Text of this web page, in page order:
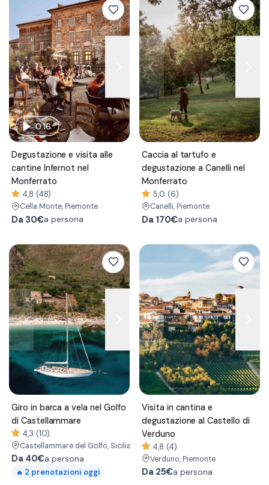
0:16
Degustazione e visita alle
cantine Infernot nel
Monferrato
4,8 (48)
Cella Monte, Piemonte
Da 30€a persona
Caccia al tartufo e
degustazione a Canelli nel
Monferrato
5,0 (6)
Canelli, Piemonte
Da 170€a persona
Giro in barca a vela nel Golfo
di Castellammare
4,3 (10)
Castellammare del Golfo, Sicilia
Da 40€a persona
🔥 2 prenotazioni oggi
Visita in cantina e
degustazione al Castello di
Verduno
4,8 (4)
Verduno, Piemonte
Da 25€a persona